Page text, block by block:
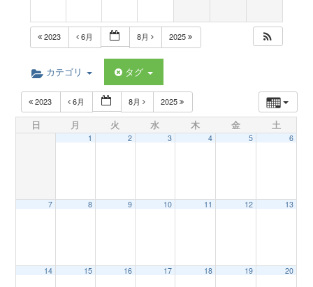
t
i
2023 6月 8月 2025
カテゴリ タグ
2023 6月 8月 2025
日 月 火 水 木 金 土
1 2 3 4 5 6
7 8 9 10 11 12 13
14 15 16 17 18 19 20